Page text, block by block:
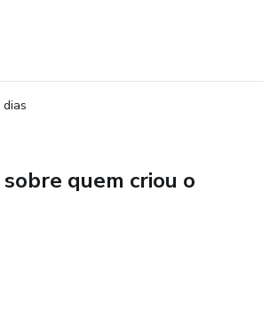
só “no papel”
sobre quem criou o